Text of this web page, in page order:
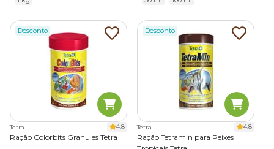
Desconto
Tetra 4.8
Ração Colorbits Granules Tetra
Desconto
Tetra 4.8
Ração Tetramin para Peixes